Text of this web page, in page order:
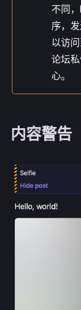
不同
序，
以访
论坛
心。
内容警告